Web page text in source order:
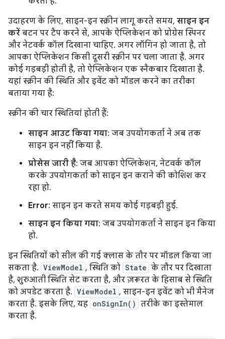
उदाहरण के लिए, साइन-इन स्क्रीन लागू करते समय, साइन इन
करें बटन पर टैप करने से, आपके ऐप्लिकेशन को प्रोग्रेस स्पिनर
और नेटवर्क कॉल दिखाना चाहिए. अगर लॉगिन हो जाता है, तो
आपका ऐप्लिकेशन किसी दूसरी स्क्रीन पर चला जाता है. अगर
कोई गड़बड़ी होती है, तो ऐप्लिकेशन एक स्नैकबार दिखाता है.
यहां स्क्रीन की स्थिति और इवेंट को मॉडल करने का तरीका
बताया गया है:
स्क्रीन की चार स्थितियां होती हैं:
साइन आउट किया गया: जब उपयोगकर्ता ने अब तक
साइन इन नहीं किया है.
प्रोसेस जारी है: जब आपका ऐप्लिकेशन, नेटवर्क कॉल
करके उपयोगकर्ता को साइन इन कराने की कोशिश कर
रहा हो.
Error: साइन इन करते समय कोई गड़बड़ी हुई.
साइन इन किया गया: जब उपयोगकर्ता ने साइन इन किया
हो.
इन स्थितियों को सील की गई क्लास के तौर पर मॉडल किया जा
सकता है. ViewModel , स्थिति को State के तौर पर दिखाता
है, शुरुआती स्थिति सेट करता है, और ज़रूरत के हिसाब से स्थिति
को अपडेट करता है. ViewModel , साइन-इन इवेंट को भी मैनेज
करता है. इसके लिए, यह onSignIn() तरीके का इस्तेमाल
करता है.